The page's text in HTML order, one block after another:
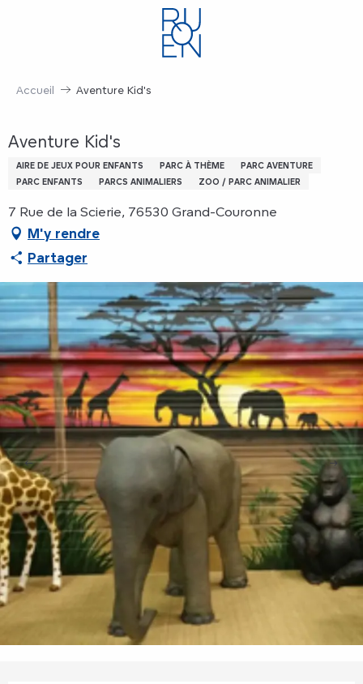
Accueil Aventure Kid's
Aventure Kid's
AIRE DE JEUX POUR ENFANTS PARC À THÈME
PARC AVENTURE
PARC ENFANTS
PARCS ANIMALIERS ZOO / PARC ANIMALIER
7 Rue de la Scierie, 76530 Grand-Couronne
M'y rendre
Partager